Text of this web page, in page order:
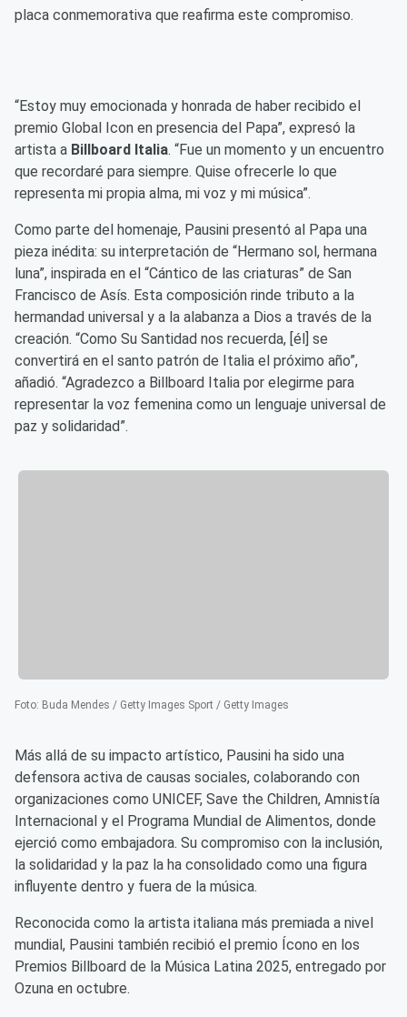
placa conmemorativa que reafirma este compromiso.
“Estoy muy emocionada y honrada de haber recibido el
premio Global Icon en presencia del Papa”, expresó la
artista a Billboard Italia. “Fue un momento y un encuentro
que recordaré para siempre. Quise ofrecerle lo que
representa mi propia alma, mi voz y mi música”.
Como parte del homenaje, Pausini presentó al Papa una
pieza inédita: su interpretación de “Hermano sol, hermana
luna”, inspirada en el “Cántico de las criaturas” de San
Francisco de Asís. Esta composición rinde tributo a la
hermandad universal y a la alabanza a Dios a través de la
creación. “Como Su Santidad nos recuerda, [él] se
convertirá en el santo patrón de Italia el próximo año”,
añadió. “Agradezco a Billboard Italia por elegirme para
representar la voz femenina como un lenguaje universal de
paz y solidaridad”.
Foto: Buda Mendes / Getty Images Sport / Getty Images
Más allá de su impacto artístico, Pausini ha sido una
defensora activa de causas sociales, colaborando con
organizaciones como UNICEF, Save the Children, Amnistía
Internacional y el Programa Mundial de Alimentos, donde
ejerció como embajadora. Su compromiso con la inclusión,
la solidaridad y la paz la ha consolidado como una figura
influyente dentro y fuera de la música.
Reconocida como la artista italiana más premiada a nivel
mundial, Pausini también recibió el premio Ícono en los
Premios Billboard de la Música Latina 2025, entregado por
Ozuna en octubre.